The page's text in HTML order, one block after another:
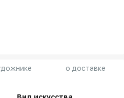
о доставке